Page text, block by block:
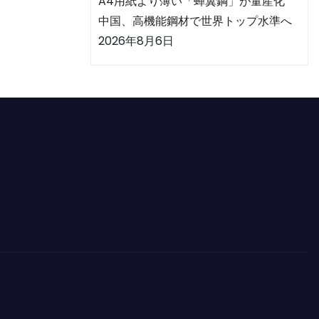
中国、高機能鋼材で世界トップ水準へ
2026年8月6日